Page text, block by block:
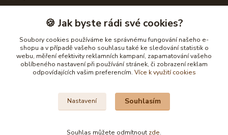
Frühauf Emanuel, Havelková Dagmar
777632148, 777 832 148
obchod@opasky.cz
🍪 Jak byste rádi své cookies?
Soubory cookies používáme ke správnému fungování našeho e-
shopu a v případě vašeho souhlasu také ke sledování statistik o
webu, měření efektivity reklamních kampaní, zapamatování vašeho
oblíbeného nastavení při používání stránek, či zobrazení reklam
odpovídajících vašim preferencím. Více k využití cookies
Nastavení Souhlasím
Souhlas můžete odmítnout zde.